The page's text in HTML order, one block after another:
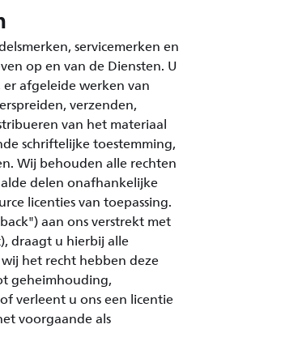
servicemerken en
op en van de Diensten. U
afgeleide werken van
verzenden,
van het materiaal
schriftelijke toestemming,
Wij behouden alle rechten
delen onafhankelijke
licenties van toepassing.
aan ons verstrekt met
draagt u hierbij alle
het recht hebben deze
geheimhouding,
verleent u ons een licentie
voorgaande als